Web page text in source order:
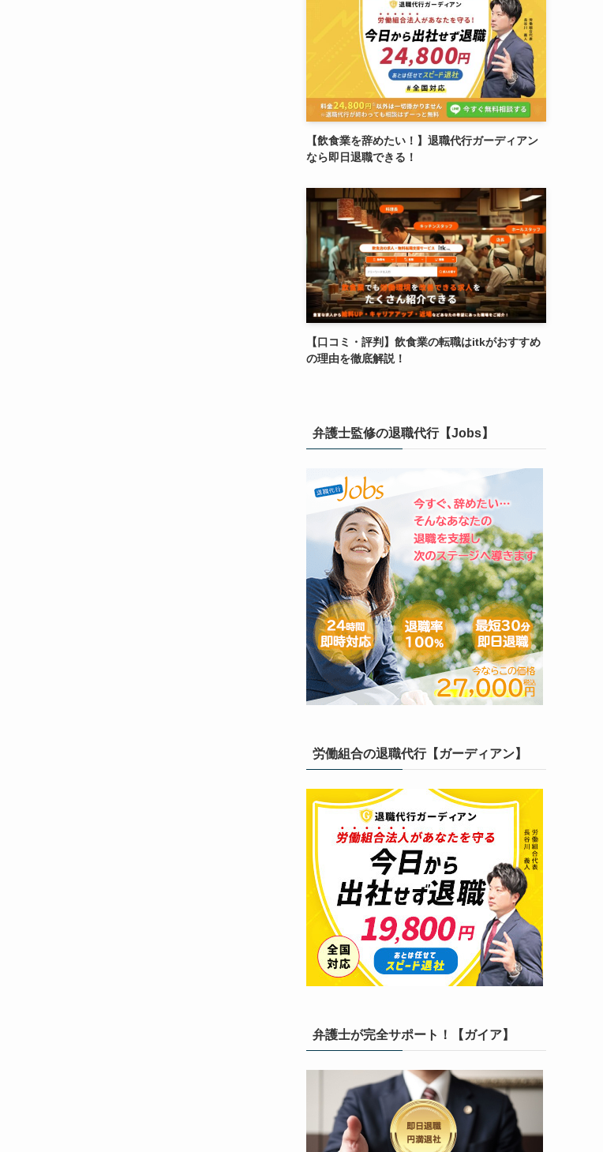
【飲食業を辞めたい！】退職代行ガーディアン
なら即日退職できる！
【口コミ・評判】飲食業の転職はitkがおすすめ
の理由を徹底解説！
弁護士監修の退職代行【Jobs】
労働組合の退職代行【ガーディアン】
弁護士が完全サポート！【ガイア】